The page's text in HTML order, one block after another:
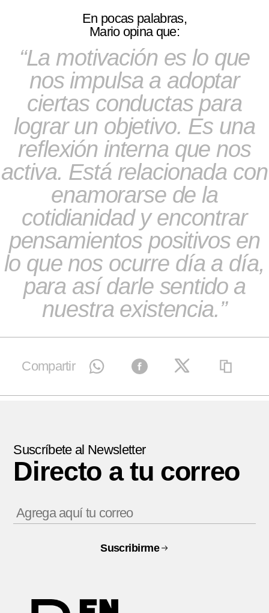
En pocas palabras,
Mario opina que:
La motivación es lo que
nos impulsa a adoptar
ciertas conductas para
lograr un objetivo. Es una
reflexión interna que nos
activa. Está relacionada con
enamorarse de la
cotidianidad y encontrar
pensamientos positivos en
lo que nos ocurre día a día,
para así darle sentido a
nuestra existencia.
Compartir
Suscríbete al Newsletter
Directo a tu correo
Suscribirme